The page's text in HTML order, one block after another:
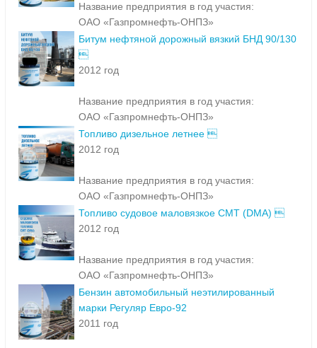
Название предприятия в год участия:
ОАО «Газпромнефть-ОНПЗ»
Битум нефтяной дорожный вязкий БНД 90/130

2012 год
Название предприятия в год участия:
ОАО «Газпромнефть-ОНПЗ»
Топливо дизельное летнее 
2012 год
Название предприятия в год участия:
ОАО «Газпромнефть-ОНПЗ»
Топливо судовое маловязкое СМТ (DMA) 
2012 год
Название предприятия в год участия:
ОАО «Газпромнефть-ОНПЗ»
Бензин автомобильный неэтилированный
марки Регуляр Евро-92
2011 год